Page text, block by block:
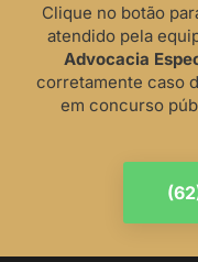
Clique no botão
atendido pela
Advocacia
corretamente caso
em concurso